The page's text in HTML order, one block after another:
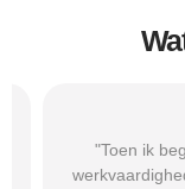
"Toen ik